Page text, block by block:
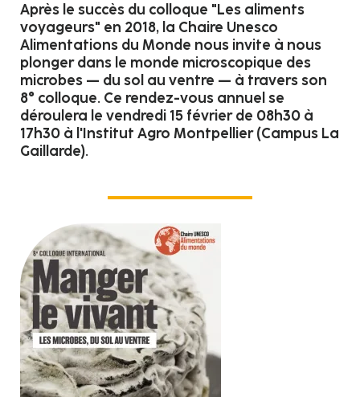
Après le succès du colloque "Les aliments
voyageurs" en 2018, la Chaire Unesco
Alimentations du Monde nous invite à nous
plonger dans le monde microscopique des
microbes — du sol au ventre — à travers son
8° colloque. Ce rendez-vous annuel se
déroulera le vendredi 15 février de 08h30 à
17h30 à l'Institut Agro Montpellier (Campus La
Gaillarde).